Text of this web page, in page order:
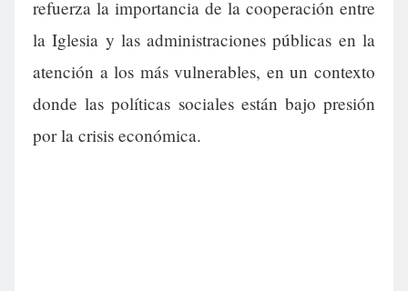
refuerza la importancia de la cooperación entre
la Iglesia y las administraciones públicas en la
atención a los más vulnerables, en un contexto
donde las políticas sociales están bajo presión
por la crisis económica.